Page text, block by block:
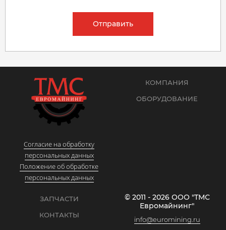
Отправить
Согласие на обработку
персональных данных
Положение об обработке
персональных данных
КОМПАНИЯ
ОБОРУДОВАНИЕ
ЗАПЧАСТИ
КОНТАКТЫ
© 2011 - 2026 ООО "ТМС
Евромайнинг"
info@euromining.ru